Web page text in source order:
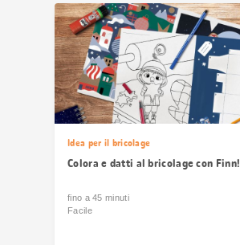
Idea per il bricolage
Colora e datti al bricolage con Finn!
fino a 45 minuti
Facile